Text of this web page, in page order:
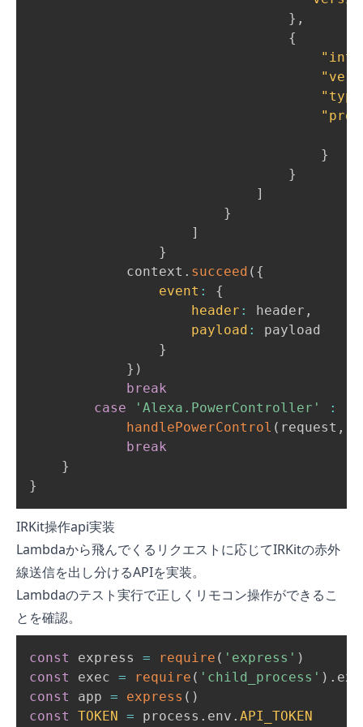
} ,
{
}
}
]
}
]
}
            context
. succeed ( {
event :
{
header : header ,
payload :
payload
}
} )
break
case
'Alexa.PowerController'
:
handlePowerControl ( request ,
break
}
}
IRKit操作api実装
Lambdaから飛んでくるリクエストに応じてIRKitの赤外
線送信を出し分けるAPIを実装。
Lambdaのテスト実行で正しくリモコン操作ができるこ
とを確認。
const express = require ( 'express' )
const
exec = require ( 'child_process' ) .
const
app = express ( )
const
TOKEN = process . env . API_TOKEN